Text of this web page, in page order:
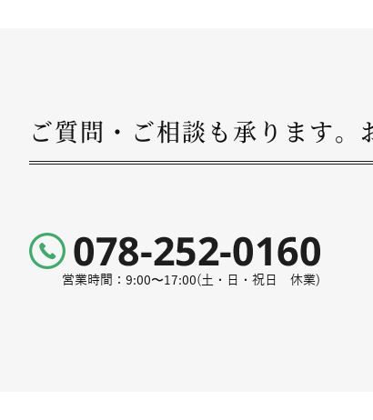
ご質問・ご相談も承ります。
営業時間：9:00〜17:00(土・日・祝日 休業)